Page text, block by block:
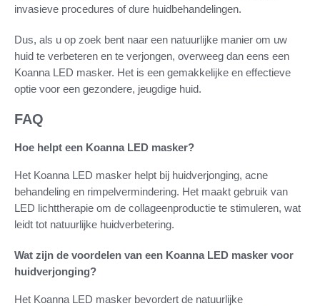
invasieve procedures of dure huidbehandelingen.
Dus, als u op zoek bent naar een natuurlijke manier om uw
huid te verbeteren en te verjongen, overweeg dan eens een
Koanna LED masker. Het is een gemakkelijke en effectieve
optie voor een gezondere, jeugdige huid.
FAQ
Hoe helpt een Koanna LED masker?
Het Koanna LED masker helpt bij huidverjonging, acne
behandeling en rimpelvermindering. Het maakt gebruik van
LED lichttherapie om de collageenproductie te stimuleren, wat
leidt tot natuurlijke huidverbetering.
Wat zijn de voordelen van een Koanna LED masker voor
huidverjonging?
Het Koanna LED masker bevordert de natuurlijke